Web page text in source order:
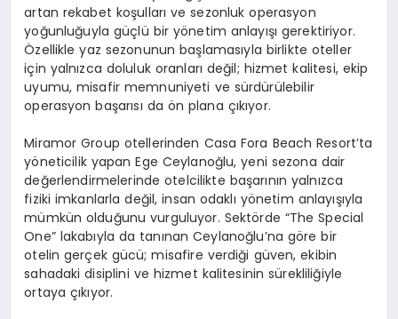
artan rekabet koşulları ve sezonluk operasyon
yoğunluğuyla güçlü bir yönetim anlayışı gerektiriyor.
Özellikle yaz sezonunun başlamasıyla birlikte oteller
için yalnızca doluluk oranları değil; hizmet kalitesi, ekip
uyumu, misafir memnuniyeti ve sürdürülebilir
operasyon başarısı da ön plana çıkıyor.
Miramor Group otellerinden Casa Fora Beach Resort’ta
yöneticilik yapan Ege Ceylanoğlu, yeni sezona dair
değerlendirmelerinde otelcilikte başarının yalnızca
fiziki imkanlarla değil, insan odaklı yönetim anlayışıyla
mümkün olduğunu vurguluyor. Sektörde “The Special
One” lakabıyla da tanınan Ceylanoğlu’na göre bir
otelin gerçek gücü; misafire verdiği güven, ekibin
sahadaki disiplini ve hizmet kalitesinin sürekliliğiyle
ortaya çıkıyor.